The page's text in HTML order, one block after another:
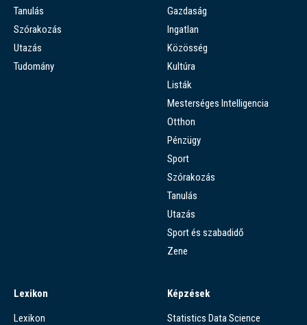
Tanulás
Szórakozás
Utazás
Tudomány
Gazdaság
Ingatlan
Közösség
Kultúra
Listák
Mesterséges Intelligencia
Otthon
Pénzügy
Sport
Szórakozás
Tanulás
Utazás
Sport és szabadidő
Zene
Lexikon
Lexikon
Képzések
Statistics Data Science